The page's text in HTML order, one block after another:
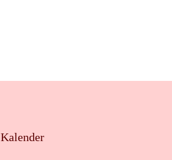
Kalender